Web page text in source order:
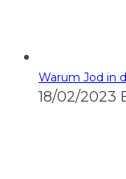
Warum Jod in
18/02/2023